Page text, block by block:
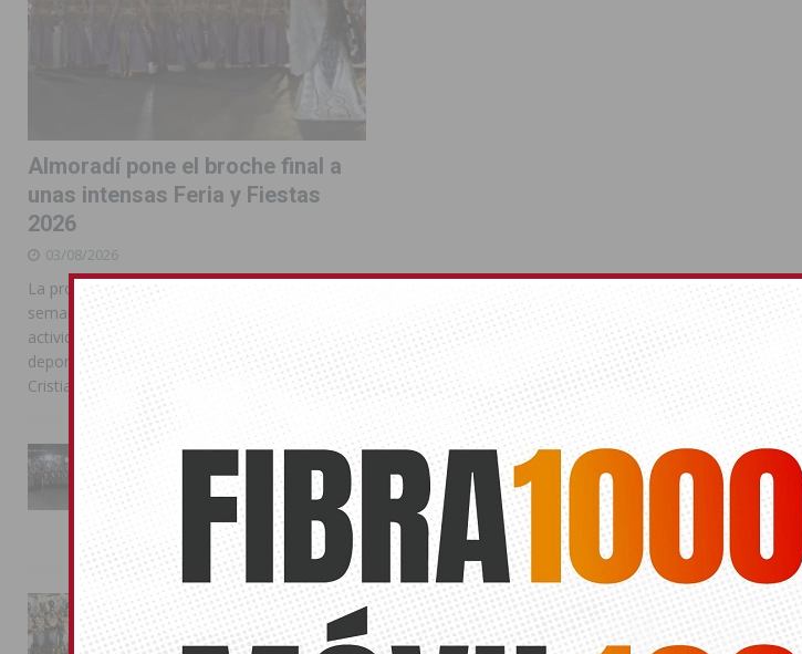
Almoradí pone el broche final a
unas intensas Feria y Fiestas
2026
03/08/2026
La programación reunió durante más de una
semana actos institucionales, conciertos,
actividades familiares, competiciones
deportivas y las celebraciones de Moros y
Cristianos
La Entrada Cristiana llena de
esplendor las calles de
Almoradí en una multitudinaria
jornada festera
02/08/2026
La magia de la Entrada Mora
conquista las calles de
Almoradí